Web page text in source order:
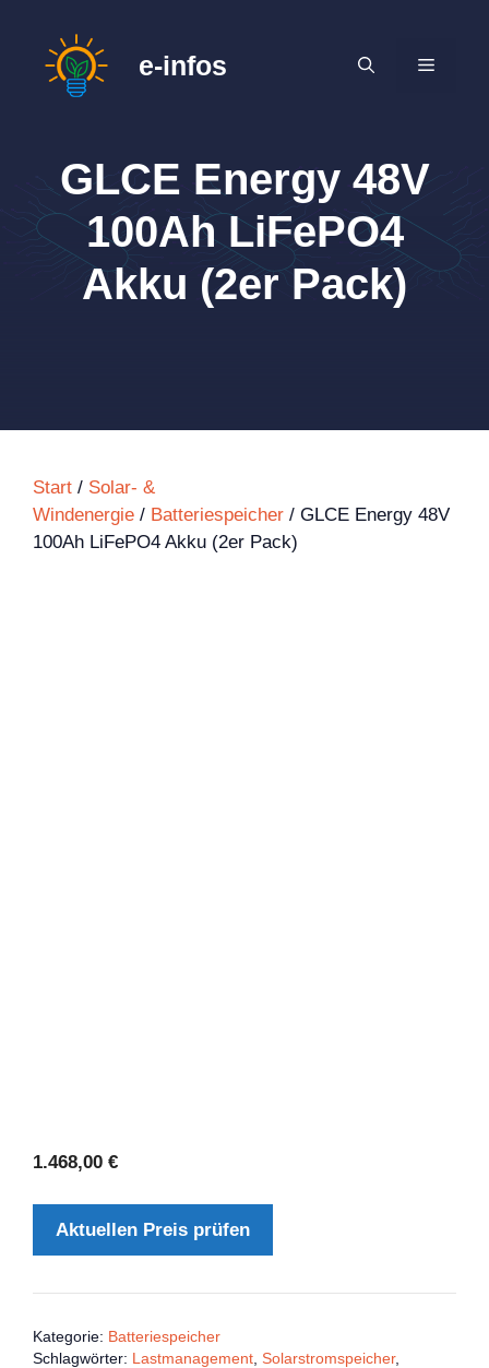
springen
e-infos MENÜ
GLCE Energy 48V
100Ah LiFePO4
Akku (2er Pack)
Start / Solar- &
Windenergie / Batteriespeicher / GLCE Energy 48V
100Ah LiFePO4 Akku (2er Pack)
1.468,00 €
Aktuellen Preis prüfen
Kategorie: Batteriespeicher
Schlagwörter: Lastmanagement Solarstromspeicher,